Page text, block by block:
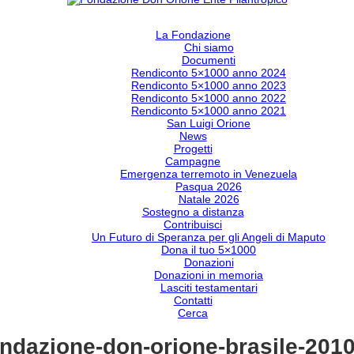
La Fondazione
Chi siamo
Documenti
Rendiconto 5×1000 anno 2024
Rendiconto 5×1000 anno 2023
Rendiconto 5×1000 anno 2022
Rendiconto 5×1000 anno 2021
San Luigi Orione
News
Progetti
Campagne
Emergenza terremoto in Venezuela
Pasqua 2026
Natale 2026
Sostegno a distanza
Contribuisci
Un Futuro di Speranza per gli Angeli di Maputo
Dona il tuo 5×1000
Donazioni
Donazioni in memoria
Lasciti testamentari
Contatti
Cerca
don-orione-brasile-